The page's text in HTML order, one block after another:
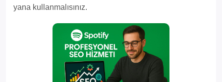
yana kullanmalısınız.